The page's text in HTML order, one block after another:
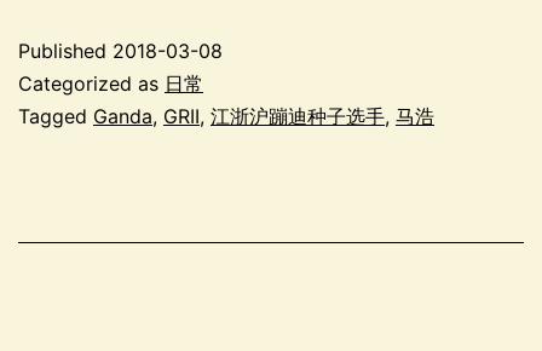
Published 2018-03-08
Categorized as 日常
Tagged Ganda, GRII, 江浙沪蹦迪种子选手, 马浩